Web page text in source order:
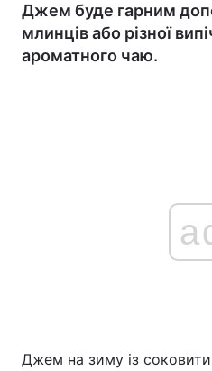
Джем буде гарним
млинців або різної
ароматного чаю.
Джем на зиму із